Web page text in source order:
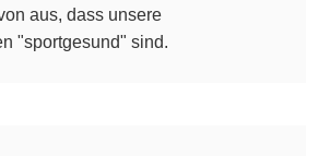
aus, dass unsere
"sportgesund" sind.